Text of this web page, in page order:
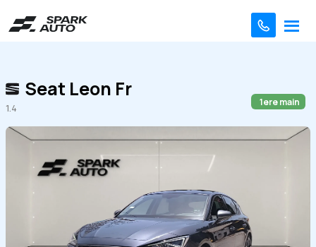
Seat Leon Fr
1.4 1ere main